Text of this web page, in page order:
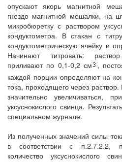
опускают якорь магнитной
гнездо магнитной мешалки, на
микробюретку с раствором
кондуктометра. В стакан с
кондуктометрическую ячейку и
Начинают титровать:
приливают по 0,1-0,2 см
,
каждой порции определяют на
тока, проходящего через раствор.
значительно увеличиваться,
уксуснокислого свинца.
специальном журнале.
Из полученных значений силы
в соответствии с п.2.7.2.2,
количество уксуснокислого